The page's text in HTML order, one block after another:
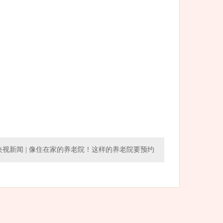
视新闻 | 像住在家的养老院！这样的养老院要预约